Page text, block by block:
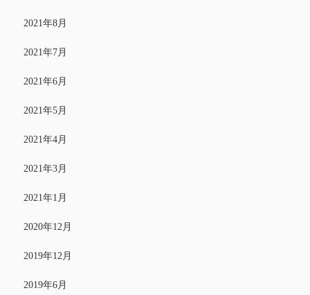
2021年8月
2021年7月
2021年6月
2021年5月
2021年4月
2021年3月
2021年1月
2020年12月
2019年12月
2019年6月